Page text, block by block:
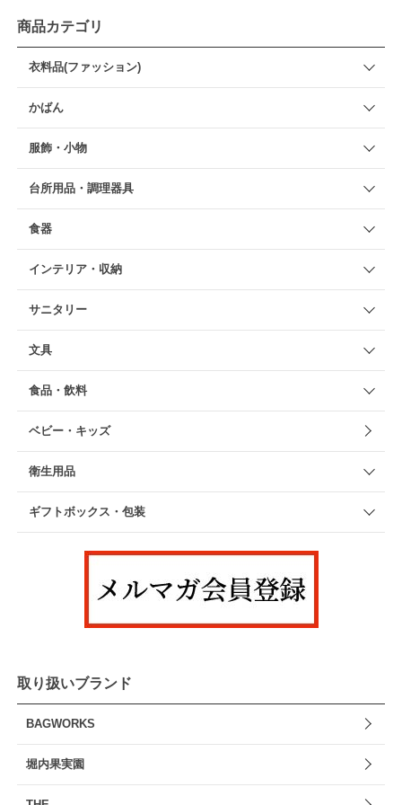
商品カテゴリ
衣料品(ファッション)
かばん
服飾・小物
台所用品・調理器具
食器
インテリア・収納
サニタリー
文具
食品・飲料
ベビー・キッズ
衛生用品
ギフトボックス・包装
取り扱いブランド
BAGWORKS
堀内果実園